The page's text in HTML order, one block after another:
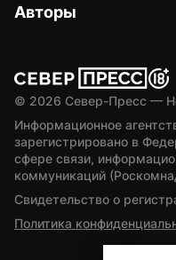
Авторы
© 2026 Север-Пресс —
Информационное
зарегистрировано в
сфере связи,
коммуникаций
Свидетельство о
Политика